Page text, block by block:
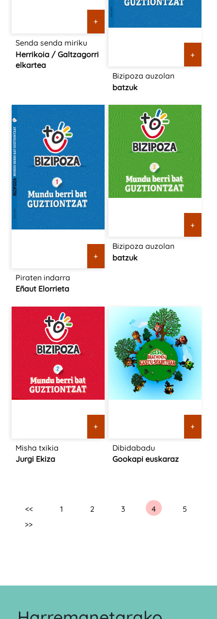
+
Senda senda miriku
Herrikoia / Galtzagorri
elkartea
+
Bizipoza auzolan
batzuk
+
Piraten indarra
Eñaut Elorrieta
+
Bizipoza auzolan
batzuk
+
Misha txikia
Jurgi Ekiza
+
Dibidabadu
Gookapi euskaraz
<< 1 2 3 4
5
>>